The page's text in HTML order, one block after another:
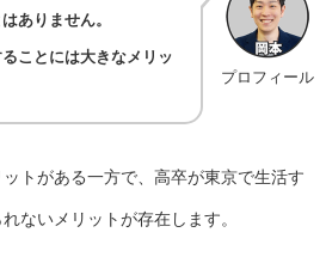
プロフィール
ありません。
ことには大きなメリッ
トがある一方で、高卒が東京で生活す
ないメリットが存在します。